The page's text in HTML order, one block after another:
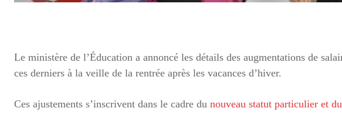
Le ministère de l’Éducation a annoncé les détails des augmentations de
ces derniers à la veille de la rentrée après les vacances d’hiver.
Ces ajustements s’inscrivent dans le cadre du nouveau statut particulier et